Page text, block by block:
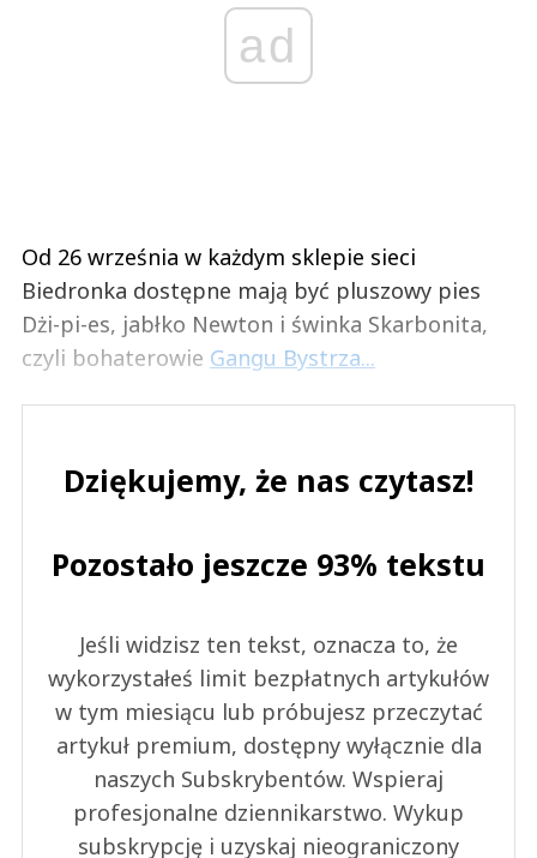
ad
Od 26 września w każdym sklepie sieci
Biedronka dostępne mają być pluszowy pies
Dżi-pi-es, jabłko Newton i świnka Skarbonita,
czyli bohaterowie Gangu Bystrza...
Dziękujemy, że nas czytasz!
Pozostało jeszcze 93% tekstu
Jeśli widzisz ten tekst, oznacza to, że
wykorzystałeś limit bezpłatnych artykułów
w tym miesiącu lub próbujesz przeczytać
artykuł premium, dostępny wyłącznie dla
naszych Subskrybentów. Wspieraj
profesjonalne dziennikarstwo. Wykup
subskrypcję i uzyskaj nieograniczony